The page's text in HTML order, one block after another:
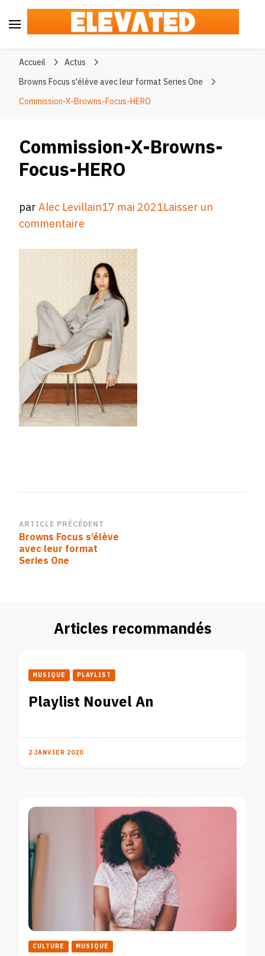
Accueil
Actus
Browns Focus s'élève avec leur format Series One
Commission-X-Browns-Focus-HERO
Commission-X-Browns-
Focus-HERO
parAlec Levillain17 mai 2021Laisser un
commentaire
X-
Browns-
Focus-
HERO
Navigation
d’article
ARTICLE PRÉCÉDENT
Browns Focus s’élève
avec leur format
Series One
Articles recommandés
MUSIQUE PLAYLIST
Playlist Nouvel An
2 JANVIER 2020
CULTURE MUSIQUE